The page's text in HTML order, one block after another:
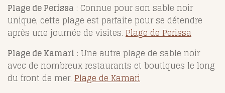
Plage de Perissa : Connue pour son sable noir
unique, cette plage est parfaite pour se détendre
après une journée de visites. Plage de Perissa
Plage de Kamari : Une autre plage de sable noir
avec de nombreux restaurants et boutiques le long
du front de mer. Plage de Kamari